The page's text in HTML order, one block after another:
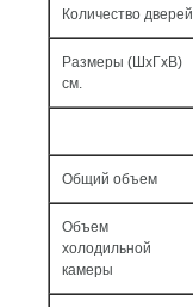
Количество дверей
Размеры (ШxГxВ)
см.
Общий объем
Объем
холодильной
камеры